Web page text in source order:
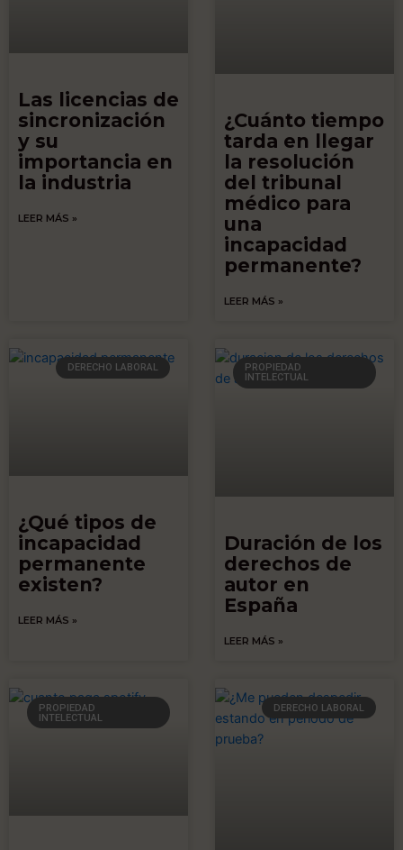
Las licencias de
sincronización
y su
importancia en
la industria
LEER MÁS »
¿Cuánto tiempo
tarda en llegar
la resolución
del tribunal
médico para
una
incapacidad
permanente?
LEER MÁS »
DERECHO LABORAL
¿Qué tipos de
incapacidad
permanente
existen?
LEER MÁS »
PROPIEDAD
INTELECTUAL
Duración de los
derechos de
autor en
España
LEER MÁS »
PROPIEDAD
INTELECTUAL
DERECHO LABORAL